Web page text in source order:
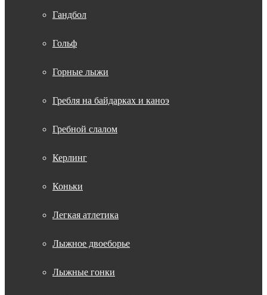
Гандбол
Гольф
Горные лыжи
Гребля на байдарках и каноэ
Гребной слалом
Керлинг
Коньки
Легкая атлетика
Лыжное двоеборье
Лыжные гонки